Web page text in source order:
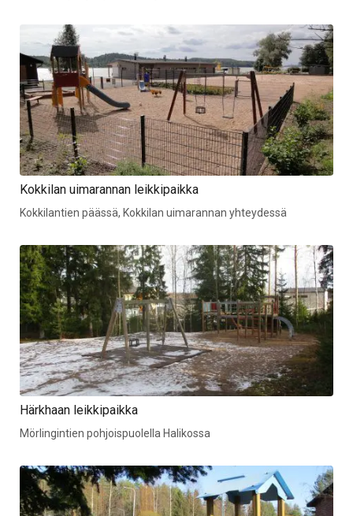
Kokkilan uimarannan leikkipaikka
Kokkilantien päässä, Kokkilan uimarannan yhteydessä
Härkhaan leikkipaikka
Mörlingintien pohjoispuolella Halikossa